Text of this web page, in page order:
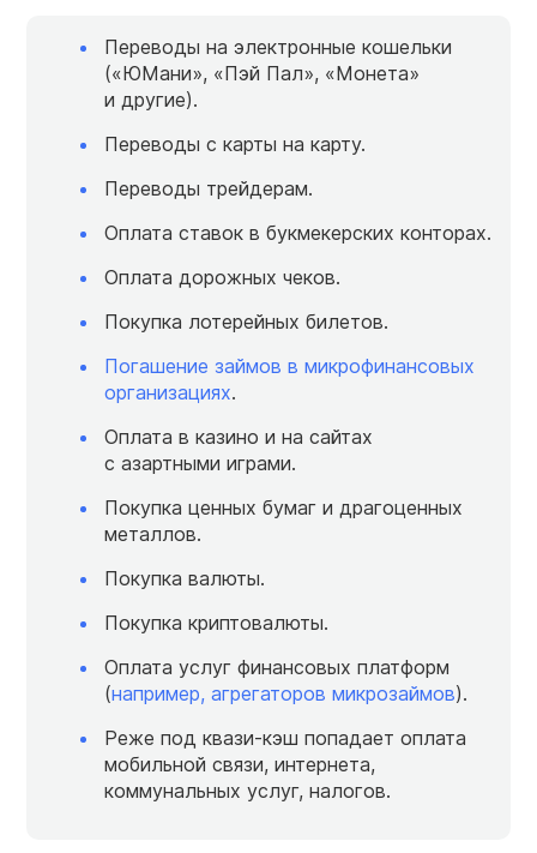
Переводы на электронные кошельки
(«ЮМани», «Пэй Пал», «Монета»
и другие).
Переводы с карты на карту.
Переводы трейдерам.
Оплата ставок в букмекерских конторах.
Оплата дорожных чеков.
Покупка лотерейных билетов.
Погашение займов в микрофинансовых
организациях.
Оплата в казино и на сайтах
с азартными играми.
Покупка ценных бумаг и драгоценных
металлов.
Покупка валюты.
Покупка криптовалюты.
Оплата услуг финансовых платформ
(например, агрегаторов микрозаймов).
Реже под квази-кэш попадает оплата
мобильной связи, интернета,
коммунальных услуг, налогов.